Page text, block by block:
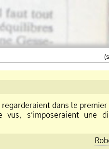
dans le
s’imposeraient une